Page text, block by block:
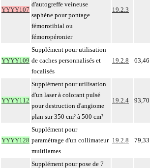
YYYY107
d'autogreffe veineuse
saphène pour pontage
fémorotibial ou
fémoropéronier
19.2.3
YYYY109
Supplément pour utilisation
de caches personnalisés et
focalisés
19.2.8
YYYY112
Supplément pour utilisation
d'un laser à colorant pulsé
pour destruction d'angiome
plan sur 350 cm² à 500 cm²
19.2.4
YYYY128
Supplément pour
paramétrage d'un collimateur
multilames
19.2.8
Supplément pour pose de 7